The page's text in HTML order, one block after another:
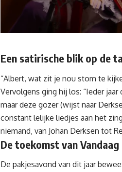
Een satirische blik op de
“Albert, wat zit je nou stom te
Vervolgens ging hij los: “Ieder
maar deze gozer (wijst naar
constant lelijke liedjes aan het
niemand, van Johan Derksen tot
De toekomst van Vandaag
De pakjesavond van dit jaar